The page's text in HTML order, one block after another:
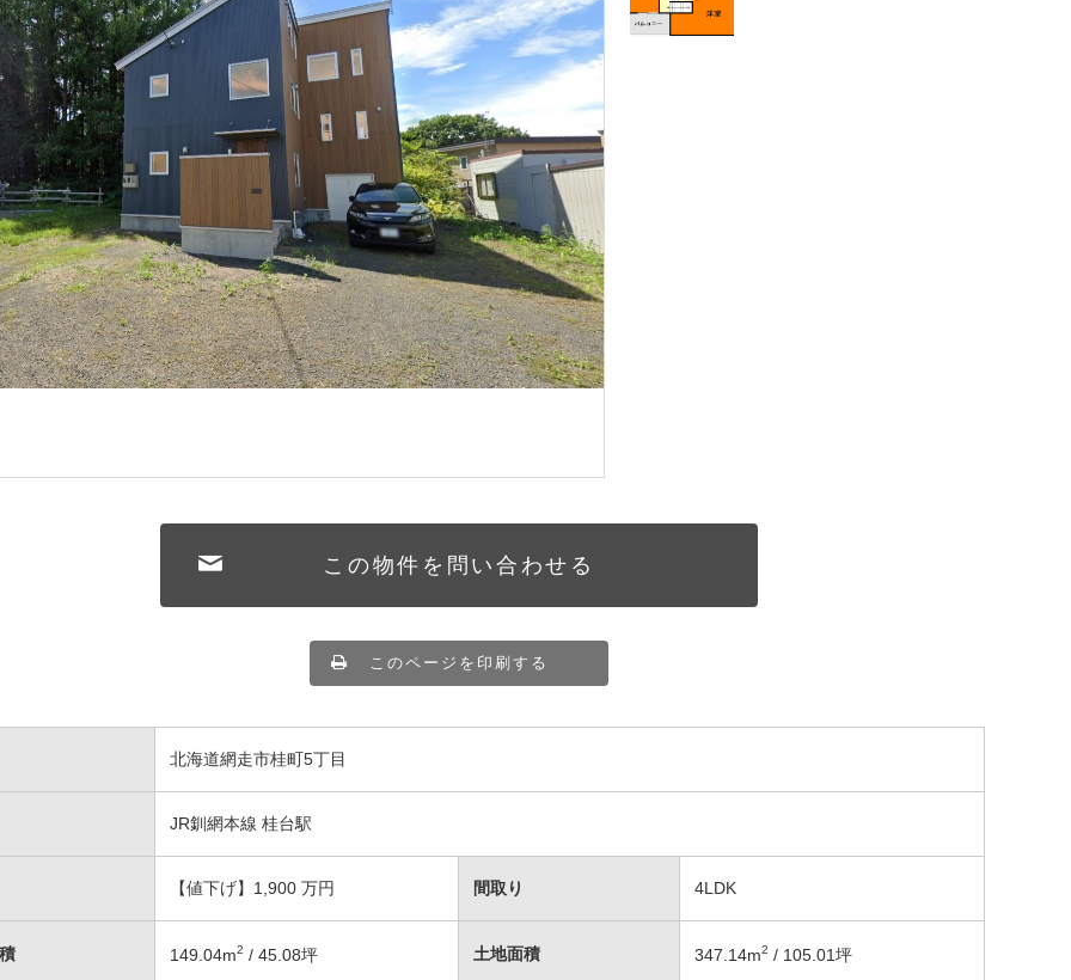
この物件を問い合わせる
このページを印刷する
北海道網走市桂町5丁目
JR釧網本線 桂台駅
【値下げ】1,900 万円 間取り 4LDK
149.04m2 / 45.08坪 土地面積 347.14m2 / 105.01坪